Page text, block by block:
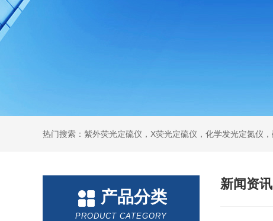
产品分类
PRODUCT CATEGORY
新闻资讯